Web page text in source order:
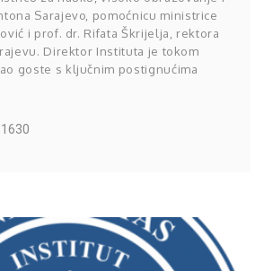
Sarajevo, pomoćnicu ministrice
i prof. dr. Rifata Škrijelja, rektora
Direktor Instituta je tokom
goste s ključnim postignućima
1630